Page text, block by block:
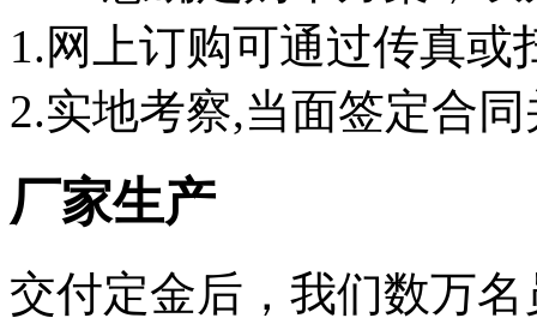
1.网上订购可通过传真
2.实地考察,当面签定合
厂家生产
交付定金后，我们数万